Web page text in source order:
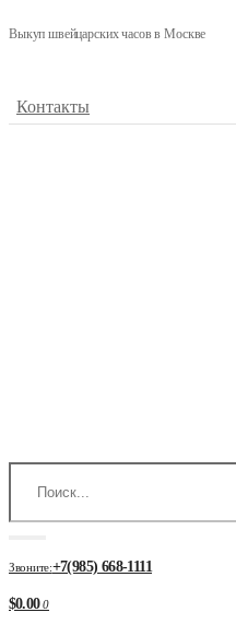
Выкуп швейцарских часов в Москве
Контакты
Звоните:+7(985) 668-1111
$0.00 0